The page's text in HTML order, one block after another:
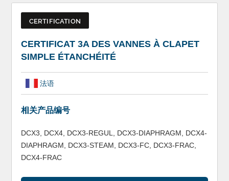
CERTIFICATION
CERTIFICAT 3A DES VANNES À CLAPET
SIMPLE ÉTANCHÉITÉ
法语
相关产品编号
DCX3, DCX4, DCX3-REGUL, DCX3-DIAPHRAGM, DCX4-
DIAPHRAGM, DCX3-STEAM, DCX3-FC, DCX3-FRAC,
DCX4-FRAC